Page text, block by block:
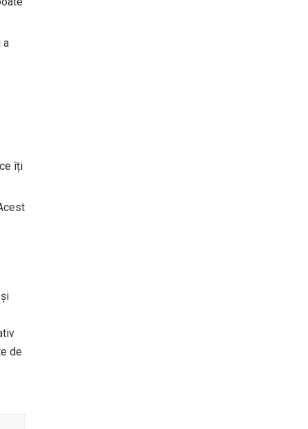
a
îți
de